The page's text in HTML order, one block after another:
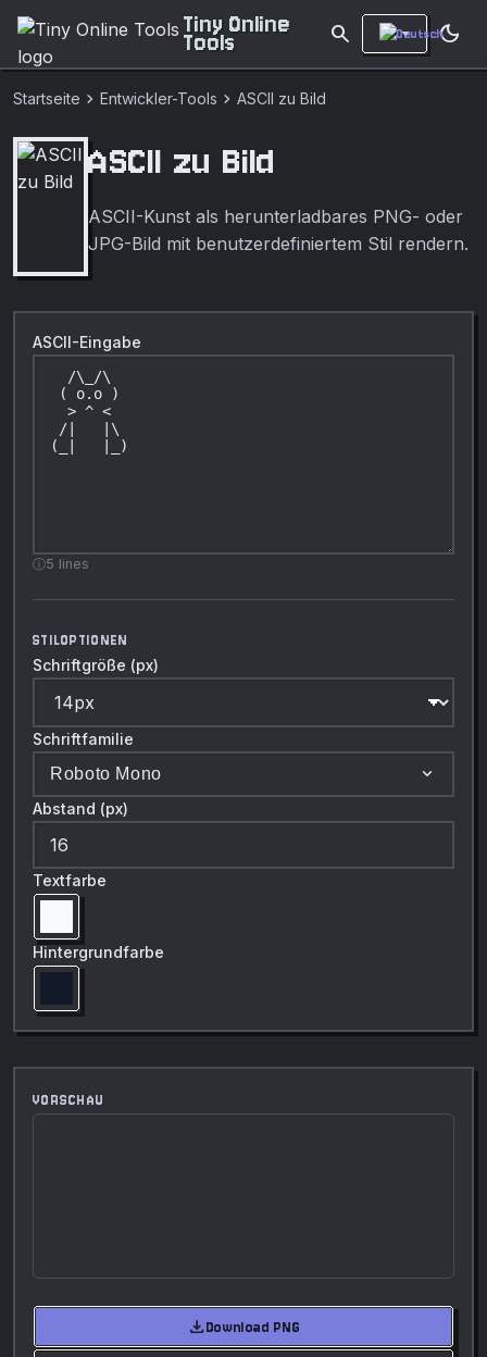
Tiny Online
Tools search dark_mode
Startseite chevron_right Entwickler-Tools chevron_right ASCII zu Bild
ASCII zu Bild
ASCII-Kunst als herunterladbares PNG- oder
JPG-Bild mit benutzerdefiniertem Stil rendern.
ASCII-Eingabe
5 lines
STILOPTIONEN
Schriftgröße (px)
Schriftfamilie
Roboto Mono
expand_more
Abstand (px)
Textfarbe
Hintergrundfarbe
VORSCHAU
downloadDownload PNG